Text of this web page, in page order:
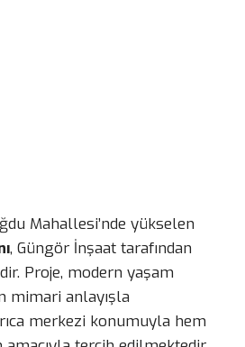
Mahallesi’nde yükselen
, Güngör İnşaat tarafından
Proje, modern yaşam
mimari anlayışla
merkezi konumuyla hem